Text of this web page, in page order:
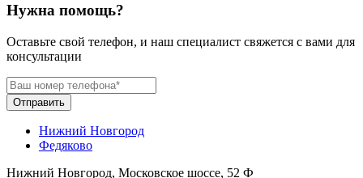
Нужна помощь?
Оставьте свой телефон, и наш специалист свяжется с вами для
консультации
Отправить
Нижний Новгород
Федяково
Нижний Новгород, Московское шоссе, 52 Ф